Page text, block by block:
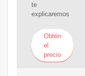
te
explicaremos
Obtén
el
precio